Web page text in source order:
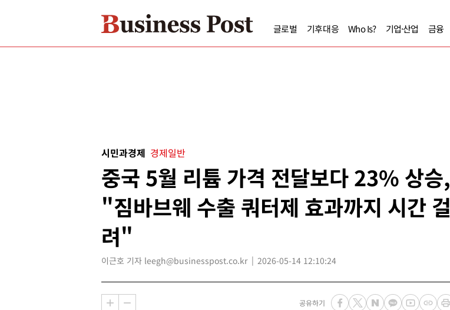
글로벌 기후대응 Who Is? 기업·산업 금융
시민과경제 경제일반
중국 5월 리튬 가격 전달보다 23% 상승,
"짐바브웨 수출 쿼터제 효과까지 시간 걸
려"
이근호 기자 leegh@businesspost.co.kr 2026-05-14 12:10:24
공유하기